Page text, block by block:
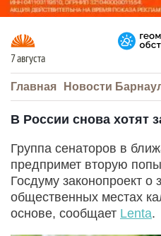
7 августа
Главная Новости
В России снова хотят
Группа сенаторов в
предпримет вторую
Госдуму законопроект о
общественных местах
основе, сообщает Lenta.